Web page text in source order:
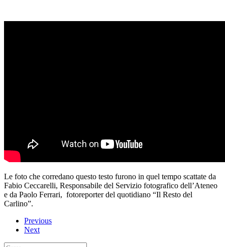
Le foto che corredano questo testo furono in quel tempo scattate da
Fabio Ceccarelli, Responsabile del Servizio fotografico dell’Ateneo
e da Paolo Ferrari, fotoreporter del quotidiano “Il Resto del
Carlino”.
Previous
Next